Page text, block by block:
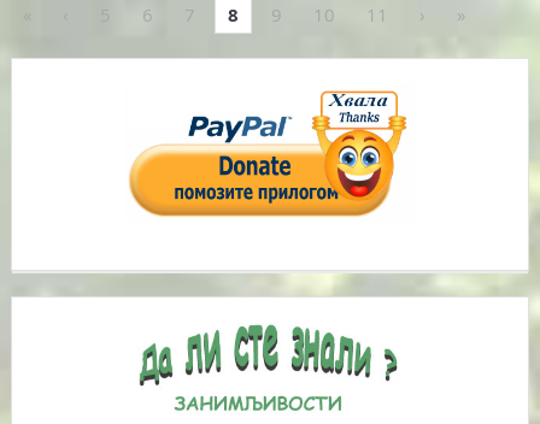
6 7 8 9 10 11 › »